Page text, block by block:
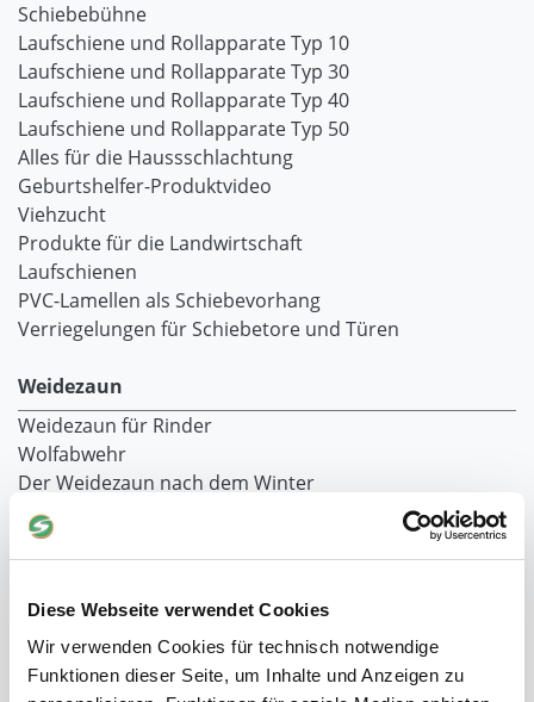
Diese Webseite verwendet Cookies
Wir verwenden Cookies für technisch notwendige
Funktionen dieser Seite, um Inhalte und Anzeigen zu
Schiebebühne
Laufschiene und Rollapparate Typ 10
Laufschiene und Rollapparate Typ 30
Laufschiene und Rollapparate Typ 40
Laufschiene und Rollapparate Typ 50
Alles für die Haussschlachtung
Geburtshelfer-Produktvideo
Viehzucht
Produkte für die Landwirtschaft
Laufschienen
PVC-Lamellen als Schiebevorhang
Verriegelungen für Schiebetore und Türen
Weidezaun
Weidezaun für Rinder
Wolfabwehr
Der Weidezaun nach dem Winter
Weidezaun selber bauen
Weidezaunlitzen
Torgriffe oder Torsysteme
Weidezaun Fehlersuche
Weidezaun für Pferde
Weidezaun für Schafe